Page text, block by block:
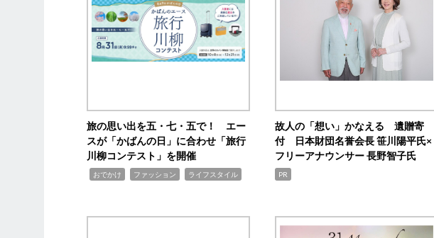
旅の思い出を五・七・五で！ エー
スが「かばんの日」に合わせ「旅行
川柳コンテスト」を開催
おでかけ ファッション ライフスタイル
故人の「想い」かなえる 遺贈寄
付 日本財団名誉会長 笹川陽平氏×
フリーアナウンサー 長野智子氏
PR